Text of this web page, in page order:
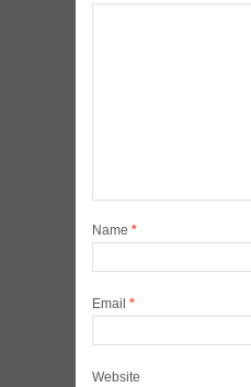
Name *
Email *
Website